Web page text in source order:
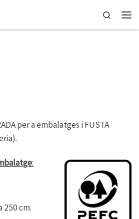
Search
per a embalatges i FUSTA
:
250 cm.